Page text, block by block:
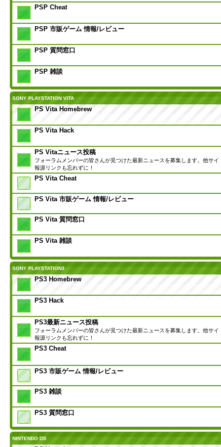
PSP Cheat
PSP 市販ゲーム 情報/レビュー
PSP 質問窓口
PSP 雑談
SONY PLAYSTATION VITA
PS Vita Homebrew
PS Vita Hack
PS Vitaニュース投稿
フォーラムメンバーの皆さんが見つけた最新ニュースを募集します。他サイ
報源リンクも忘れずに！
PS Vita Cheat
PS Vita 市販ゲーム 情報/レビュー
PS Vita 質問窓口
PS Vita 雑談
SONY PLAYSTATION3
PS3 Homebrew
PS3 Hack
PS3最新ニュース投稿
フォーラムメンバーの皆さんが見つけた最新ニュースを募集します。他サイ
報源リンクも忘れずに！
PS3 Cheat
PS3 市販ゲーム 情報/レビュー
PS3 雑談
PS3 質問窓口
NINTENDO DS